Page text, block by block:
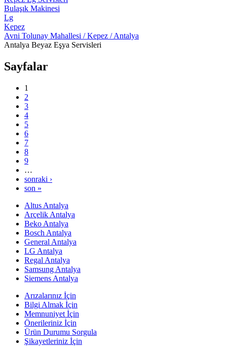
Bulaşık Makinesi
Lg
Kepez
Avni Tolunay Mahallesi / Kepez / Antalya
Antalya Beyaz Eşya Servisleri
Sayfalar
1
2
3
4
5
6
7
8
9
…
sonraki ›
son »
Altus Antalya
Arçelik Antalya
Beko Antalya
Bosch Antalya
General Antalya
LG Antalya
Regal Antalya
Samsung Antalya
Siemens Antalya
Arızalarınız İçin
Bilgi Almak İçin
Memnuniyet İçin
Önerileriniz İçin
Ürün Durumu Sorgula
Şikayetleriniz İçin